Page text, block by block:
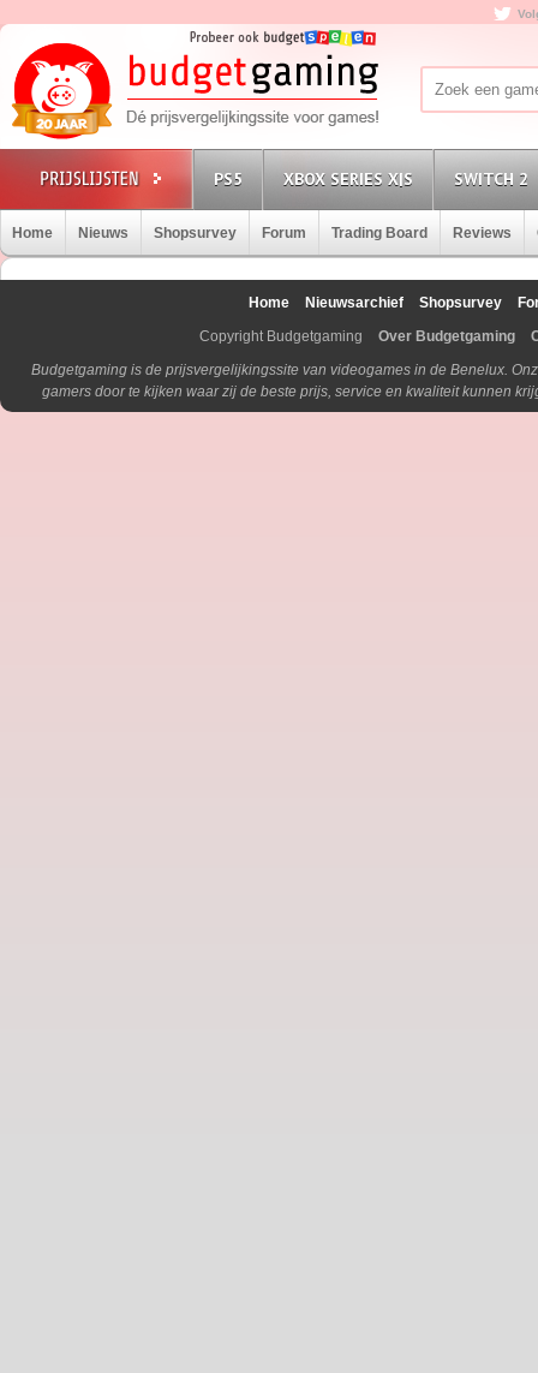
PS5 XBOX SERIES X|S SWITCH 2
Home Nieuws Shopsurvey Forum Trading Board Reviews
Home Nieuwsarchief Shopsurvey
Copyright Budgetgaming
Over Budgetgaming
Budgetgaming is de prijsvergelijkingssite van videogames in de Benelux.
gamers door te kijken waar zij de beste prijs, service en kwaliteit kunnen